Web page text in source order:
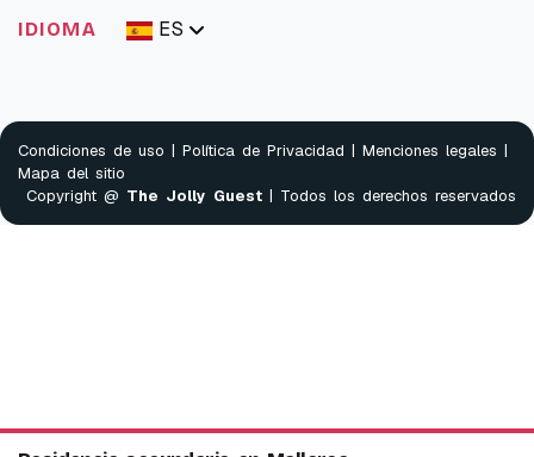
IDIOMA ES
Condiciones de uso | Política de Privacidad | Menciones legales |
Mapa del sitio
Copyright @ The Jolly Guest | Todos los derechos reservados